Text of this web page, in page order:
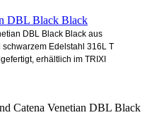
DBL Black Black
DBL Black Black aus
Edelstahl 316L T
erhältlich im TRIXI